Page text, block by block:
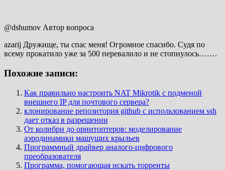
@dshumov Автор вопроса
azarij Дружище, ты спас меня! Огромное спасибо. Судя по
всему прокатило уже за 500 перевалило и не стопнулось…….
Похожие записи:
Как правильно настроить NAT Mikrotik с подменой
внешнего IP для почтового сервера?
клонирование репозитория github с использованием ssh
дает отказ в разрешении
От колибри до орнитоптеров: моделирование
аэродинамики машущих крыльев
Программный драйвер аналого-цифрового
преобразователя
Программа, помогающая искать торренты